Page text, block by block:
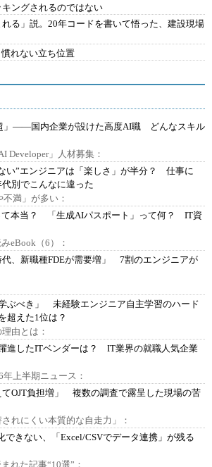
ングされるのではない
れる」説。20年コードを書いて悟った、建設現場
れない立ち位置
」――国内企業が設けた高度AI職 どんなスキル
Developer」人材募集：
い”エンジニアは「楽しさ」が半分？ 仕事に
代別でこんなに違った
満」が多い：
て本当？ 「生成AIパスポート」って何？ IT資
eBook（6）：
代、新職種FDEが需要増」 7割のエンジニアが
ぶべき」 未経験エンジニア自主学習のハード
超えた1位は？
由とは：
進したITベンダーは？ IT業界の就職人気企業
上半期ニュース：
てOJT負担増」 複数の調査で露呈した現場の苦
れにくい本質的な自走力」：
できない、「Excel/CSVでデータ連携」が残る
れた記事“10選”：